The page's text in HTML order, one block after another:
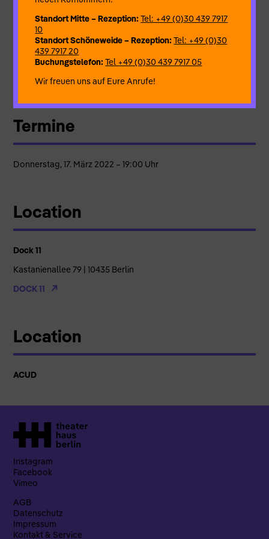
Konzept | Choreografie | Performance:Yannis Karalis
Dramaturgie:Dimitra Thomaidou, Petros Mandalos
Sounddesign:Sakis Kleisiaris
Licht und Raumdesign:Emilio Cordero Checa
Termine
Donnerstag, 17. März 2022 – 19:00 Uhr
Location
Dock 11
Kastanienallee 79 | 10435 Berlin
DOCK 11
Location
ACUD
Standort Mitte – Rezeption:Tel: +49 (0)30 439 7917
10
Standort Schöneweide – Rezeption:Tel: +49 (0)30
439 7917 20
Buchungstelefon:Tel +49 (0)30 439 7917 05
Wir freuen uns auf Eure Anrufe!
Instagram
Facebook
Vimeo
AGB
Datenschutz
Impressum
Kontakt & Service